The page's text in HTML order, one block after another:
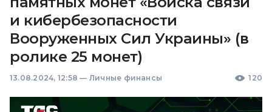
и кибербезопасности
Вооруженных Сил Украины» (в
ролике 25 монет)
13.08.2024, 12:58 — Личные финансы 120